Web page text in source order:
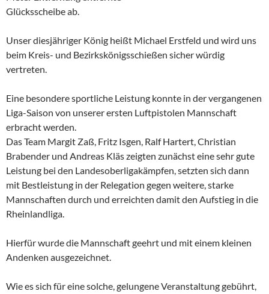
Glücksscheibe ab.
Unser diesjähriger König heißt Michael Erstfeld und wird uns
beim Kreis- und Bezirkskönigsschießen sicher würdig
vertreten.
Eine besondere sportliche Leistung konnte in der vergangenen
Liga-Saison von unserer ersten Luftpistolen Mannschaft
erbracht werden.
Das Team Margit Zaß, Fritz Isgen, Ralf Hartert, Christian
Brabender und Andreas Kläs zeigten zunächst eine sehr gute
Leistung bei den Landesoberligakämpfen, setzten sich dann
mit Bestleistung in der Relegation gegen weitere, starke
Mannschaften durch und erreichten damit den Aufstieg in die
Rheinlandliga.
Hierfür wurde die Mannschaft geehrt und mit einem kleinen
Andenken ausgezeichnet.
Wie es sich für eine solche, gelungene Veranstaltung gebührt,